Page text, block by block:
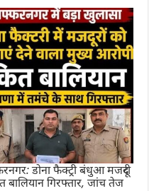
डोना फैक्ट्री बंधुआ मजदूरी
गिरफ्तार, जांच तेज